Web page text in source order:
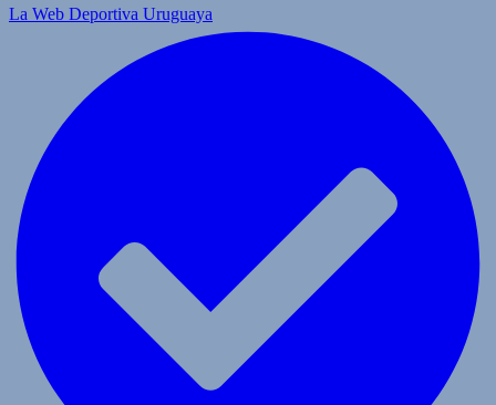
La Web Deportiva Uruguaya